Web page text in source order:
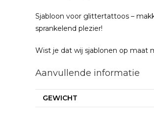
Sjabloon voor glittertattoos –
sprankelend plezier!
Wist je dat wij sjablonen op maat
Aanvullende informatie
GEWICHT